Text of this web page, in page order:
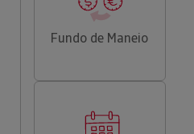
Fundo de Maneio